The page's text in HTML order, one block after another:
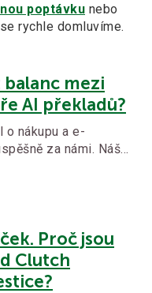
poptávku nebo
rychle domluvíme.
balanc mezi
AI překladů?
nákupu a e-
za námi. Náš…
Proč jsou
Clutch